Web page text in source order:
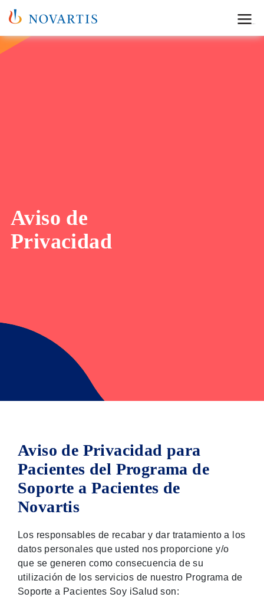
Aviso de
Privacidad
Aviso de Privacidad para
Pacientes del Programa de
Soporte a Pacientes de
Novartis
Los responsables de recabar y dar tratamiento a los
datos personales que usted nos proporcione y/o
que se generen como consecuencia de su
utilización de los servicios de nuestro Programa de
Soporte a Pacientes Soy iSalud son: